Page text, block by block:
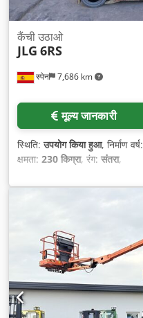
स्पेन 7,686 km
कैंची उठाओ
JLG 6RS
मूल्य जानकारी
स्थिति:उपयोग किया हुआ, निर्माण वर्ष:
क्षमता: 230 किग्रा, रंग: संतरा,